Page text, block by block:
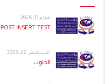
فبراير 17, 2026
POST INSERT TEST
أغسطس 29, 2022
الجنوب